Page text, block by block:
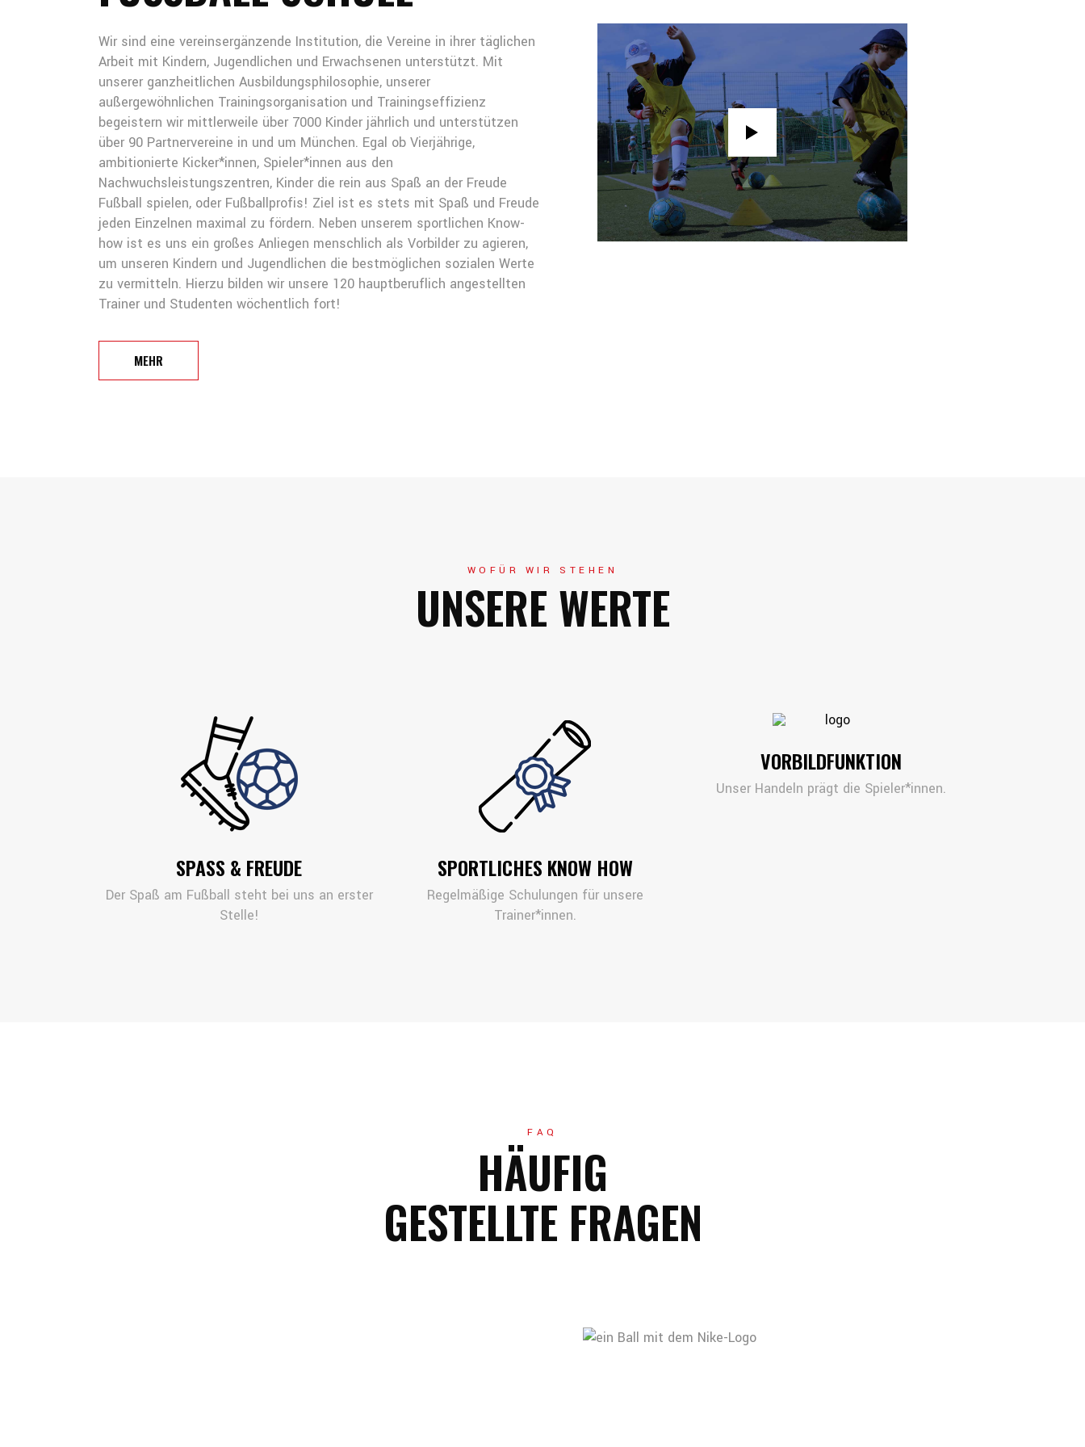
Wir sind eine vereinsergänzende Institution, die Vereine in ihrer täglichen
Arbeit mit Kindern, Jugendlichen und Erwachsenen unterstützt. Mit
unserer ganzheitlichen Ausbildungsphilosophie, unserer
außergewöhnlichen Trainingsorganisation und Trainingseffizienz
begeistern wir mittlerweile über 7000 Kinder jährlich und unterstützen
über 90 Partnervereine in und um München. Egal ob Vierjährige,
ambitionierte Kicker*innen, Spieler*innen aus den
Nachwuchsleistungszentren, Kinder die rein aus Spaß an der Freude
Fußball spielen, oder Fußballprofis! Ziel ist es stets mit Spaß und Freude
jeden Einzelnen maximal zu fördern. Neben unserem sportlichen Know-
how ist es uns ein großes Anliegen menschlich als Vorbilder zu agieren,
um unseren Kindern und Jugendlichen die bestmöglichen sozialen Werte
zu vermitteln. Hierzu bilden wir unsere 120 hauptberuflich angestellten
Trainer und Studenten wöchentlich fort!
MEHR
WOFÜR WIR STEHEN
UNSERE WERTE
SPASS & FREUDE
Der Spaß am Fußball steht bei uns an erster
Stelle!
SPORTLICHES KNOW HOW
Regelmäßige Schulungen für unsere
Trainer*innen.
VORBILDFUNKTION
Unser Handeln prägt die Spieler*innen.
FAQ
HÄUFIG
GESTELLTE FRAGEN